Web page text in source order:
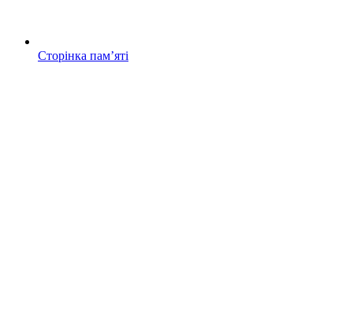
Сторінка памʼяті